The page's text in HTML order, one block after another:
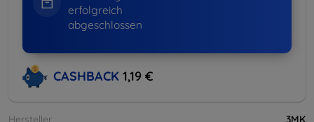
erfolgreich
abgeschlossen
CASHBACK 1,19 €
Hersteller
3MK